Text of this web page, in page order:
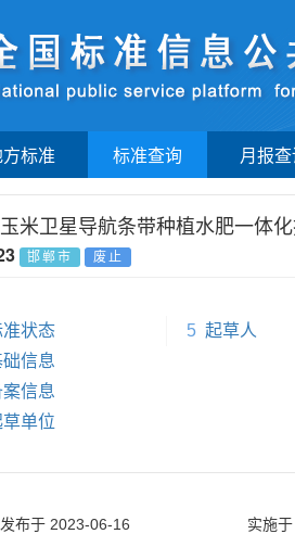
标准 标准查询 月报
米卫星导航条带种植水肥一体
邯郸市 废止
准状态
信息
信息
单位
5 起草人
发布于 2023-06-16 实施